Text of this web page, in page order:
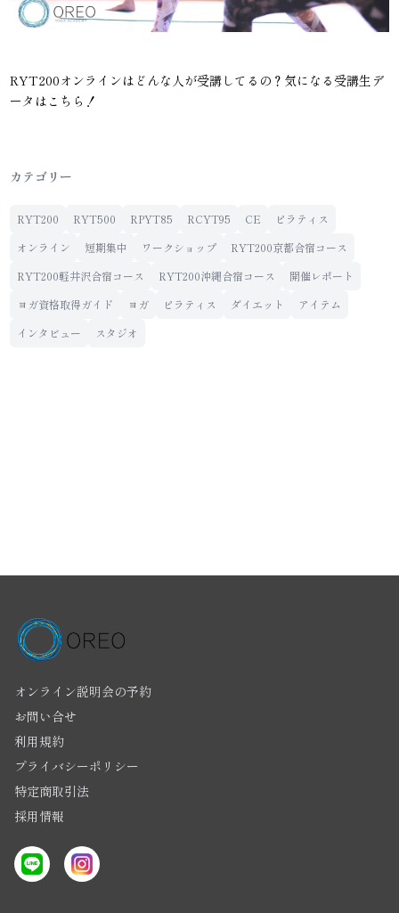
RYT200オンラインはどんな人が受講してるの？気になる受講生デ
ータはこちら！
カテゴリー
RYT200 RYT500 RPYT85 RCYT95 CE
ピラティス
オンライン
短期集中 ワークショップ
RYT200京都合宿コース
RYT200軽井沢合宿コース
RYT200沖縄合宿コース
開催レポート
ヨガ資格取得ガイド
ヨガ ピラティス ダイエット
アイテム
インタビュー
スタジオ
オンライン説明会の予約
お問い合せ
利用規約
プライバシーポリシー
特定商取引法
採用情報